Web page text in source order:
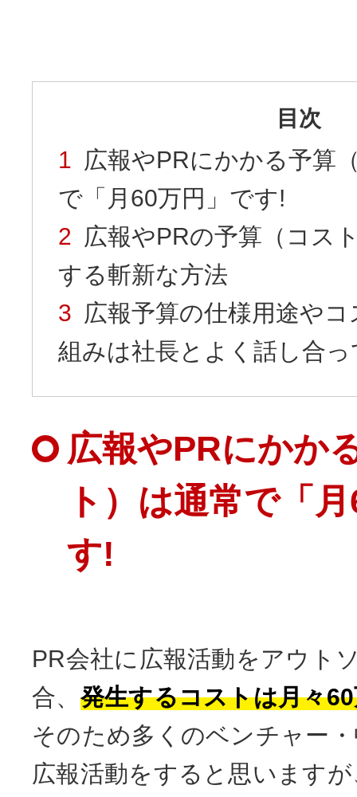
目次
広報やPRにかかる予算
で「月60万円」です!
広報やPRの予算（コス
する斬新な方法
広報予算の仕様用途や
組みは社長とよく話し合
広報やPRにかか
ト）は通常で「
す!
PR会社に広報活動をアウト
合、 発生するコストは月々
そのため多くのベンチャー
広報活動をすると思います